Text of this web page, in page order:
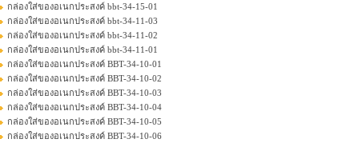
กล่องใส่ของอเนกประสงค์ bbt-34-15-01
กล่องใส่ของอเนกประสงค์ bbt-34-11-03
กล่องใส่ของอเนกประสงค์ bbt-34-11-02
กล่องใส่ของอเนกประสงค์ bbt-34-11-01
กล่องใส่ของอเนกประสงค์ BBT-34-10-01
กล่องใส่ของอเนกประสงค์ BBT-34-10-02
กล่องใส่ของอเนกประสงค์ BBT-34-10-03
กล่องใส่ของอเนกประสงค์ BBT-34-10-04
กล่องใส่ของอเนกประสงค์ BBT-34-10-05
กล่องใส่ของอเนกประสงค์ BBT-34-10-06